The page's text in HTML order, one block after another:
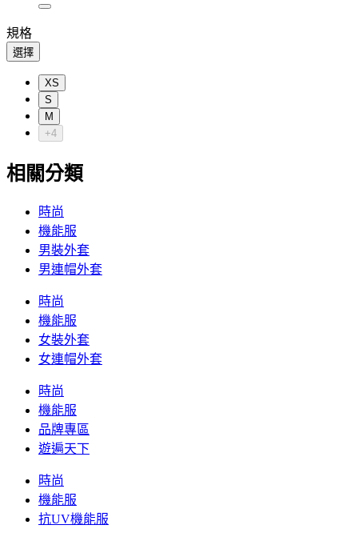
規格
選擇
XS
S
M
+4
相關分類
時尚
機能服
男裝外套
男連帽外套
時尚
機能服
女裝外套
女連帽外套
時尚
機能服
品牌專區
遊遍天下
時尚
機能服
抗UV機能服